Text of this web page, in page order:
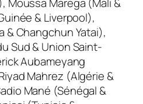
& Liverpool),
& Changchun Yatai),
Sud & Union Saint-
Aubameyang
Mahrez (Algérie &
Mané (Sénégal &